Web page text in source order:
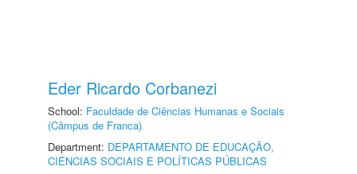
Eder Ricardo Corbanezi
School: Faculdade de Ciências Humanas e Sociais
(Câmpus de Franca)
Department: DEPARTAMENTO DE EDUCAÇÃO,
CIÊNCIAS SOCIAIS E POLÍTICAS PÚBLICAS